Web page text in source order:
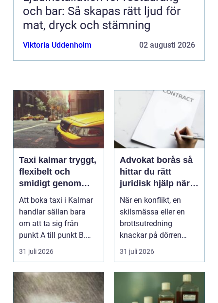
och bar: Så skapas rätt ljud för
mat, dryck och stämning
Viktoria Uddenholm 02 augusti 2026
Taxi kalmar tryggt,
flexibelt och
smidigt genom
hela resan
Att boka taxi i Kalmar
handlar sällan bara
om att ta sig från
punkt A till punkt B.
För många är res...
31 juli 2026
Advokat borås så
hittar du rätt
juridisk hjälp när
livet krånglar
När en konflikt, en
skilsmässa eller en
brottsutredning
knackar på dörren
förändras vardagen
snabbt....
31 juli 2026